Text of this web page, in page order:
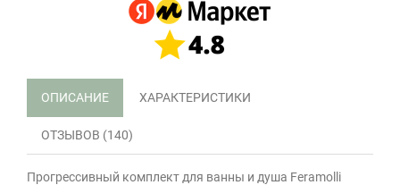
ОПИСАНИЕ ХАРАКТЕРИСТИКИ
ОТЗЫВОВ (140)
Прогрессивный комплект для ванны и душа Feramolli